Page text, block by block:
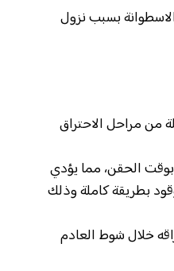
بسبب نزول
من مراحل الاحتراق
الحقن، مما يؤدي
بطريقة كاملة وذلك
خلال شوط العادم